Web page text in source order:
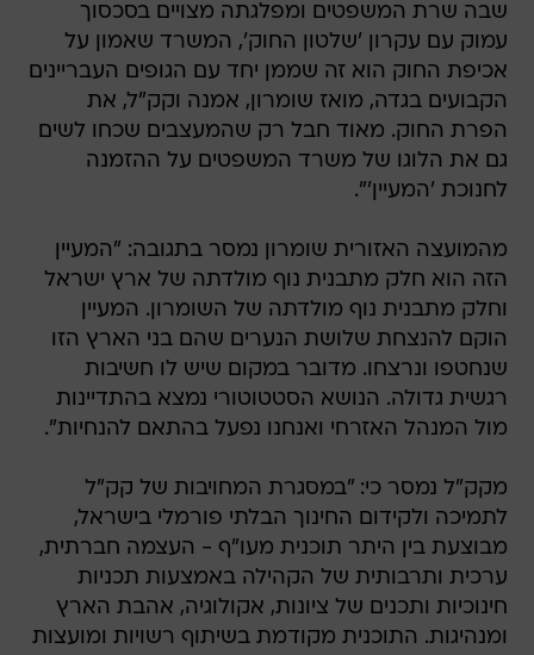
שבה שרת המשפטים ומפלגתה מצויים בסכסוך
עמוק עם עקרון 'שלטון החוק', המשרד שאמון על
אכיפת החוק הוא זה שממן יחד עם הגופים העבריינים
הקבועים בגדה, מואז שומרון, אמנה וקק"ל, את
הפרת החוק. מאוד חבל רק שהמעצבים שכחו לשים
גם את הלוגו של משרד המשפטים על ההזמנה
לחנוכת 'המעיין'".
מהמועצה האזורית שומרון נמסר בתגובה: "המעיין
הזה הוא חלק מתבנית נוף מולדתה של ארץ ישראל
וחלק מתבנית נוף מולדתה של השומרון. המעיין
הוקם להנצחת שלושת הנערים שהם בני הארץ הזו
שנחטפו ונרצחו. מדובר במקום שיש לו חשיבות
רגשית גדולה. הנושא הסטטוטורי נמצא בהתדיינות
מול המנהל האזרחי ואנחנו נפעל בהתאם להנחיות".
מקק"ל נמסר כי: "במסגרת המחויבות של קק"ל
לתמיכה ולקידום החינוך הבלתי פורמלי בישראל,
מבוצעת בין היתר תוכנית מעו"ף - העצמה חברתית,
ערכית ותרבותית של הקהילה באמצעות תכניות
חינוכיות ותכנים של ציונות, אקולוגיה, אהבת הארץ
ומנהיגות. התוכנית מקודמת בשיתוף רשויות ומועצות